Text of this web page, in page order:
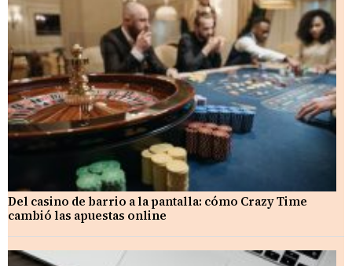
Del casino de barrio a la pantalla: cómo Crazy Time
cambió las apuestas online